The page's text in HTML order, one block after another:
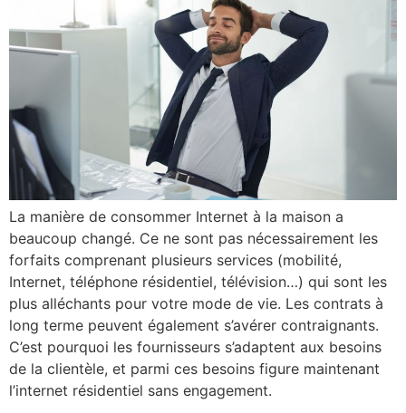
La manière de consommer Internet à la maison a
beaucoup changé. Ce ne sont pas nécessairement les
forfaits comprenant plusieurs services (mobilité,
Internet, téléphone résidentiel, télévision…) qui sont les
plus alléchants pour votre mode de vie. Les contrats à
long terme peuvent également s’avérer contraignants.
C’est pourquoi les fournisseurs s’adaptent aux besoins
de la clientèle, et parmi ces besoins figure maintenant
l’internet résidentiel sans engagement.